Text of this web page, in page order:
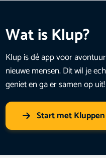
Wat is Klup?
Klup is dé app voor
nieuwe mensen. Dit wil je
geniet en ga er samen op uit!
Start met Kluppen